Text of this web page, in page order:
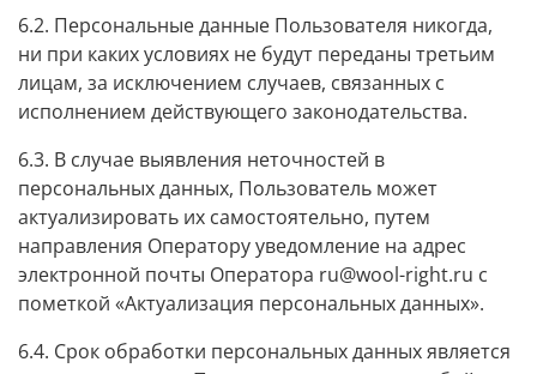
6.2. Персональные данные Пользователя никогда,
ни при каких условиях не будут переданы третьим
лицам, за исключением случаев, связанных с
исполнением действующего законодательства.
6.3. В случае выявления неточностей в
персональных данных, Пользователь может
актуализировать их самостоятельно, путем
направления Оператору уведомление на адрес
электронной почты Оператора ru@wool-right.ru с
пометкой «Актуализация персональных данных».
6.4. Срок обработки персональных данных является